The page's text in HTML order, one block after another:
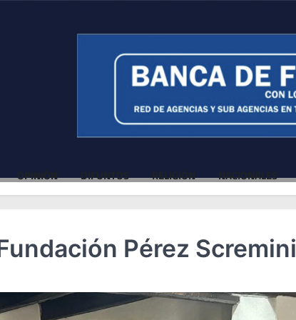
OPINIÓN DIFUNTOS RELIGIÓN NACIONALES
Pérez Scremini